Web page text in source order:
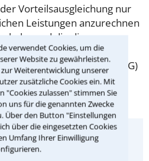
verwendet Cookies, um die
Website zu gewährleisten.
Weiterentwicklung unserer
zusätzliche Cookies ein. Mit
"Cookies zulassen" stimmen Sie
uns für die genannten Zwecke
Über den Button "Einstellungen
über die eingesetzten Cookies
Umfang Ihrer Einwilligung
Vorteilsausgleichung nur
Leistungen anzurechnen
habe und die die
im Rahmen
(§ 21 Abs. 5 Nr. 2 WEG)
müssen.
zu dieser